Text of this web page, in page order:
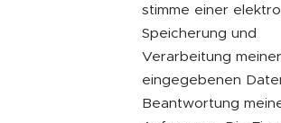
stimme einer
Speicherung und
Verarbeitung meiner
eingegebenen
Beantwortung